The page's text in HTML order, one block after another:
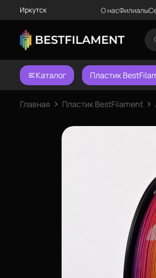
Иркутск О насФилиалы
Каталог Пластик
Главная Пластик BestFilament